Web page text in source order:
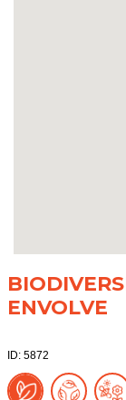
ENVOLVE
ID: 5872